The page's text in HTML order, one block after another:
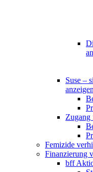
Suse –
anzeigen
Zugang
Femizide
Finanzierung
bff